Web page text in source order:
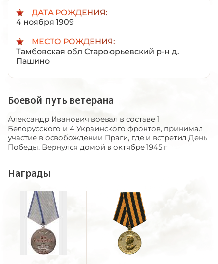
ДАТА РОЖДЕНИЯ:
4 ноября 1909
МЕСТО РОЖДЕНИЯ:
Тамбовская обл Староюрьевский р-н д.
Пашино
Боевой путь ветерана
Александр Иванович воевал в составе 1
Белорусского и 4 Украинского фронтов, принимал
участие в освобождении Праги, где и встретил День
Победы. Вернулся домой в октябре 1945 г
Награды